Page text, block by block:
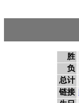
胜
负
总计
链接